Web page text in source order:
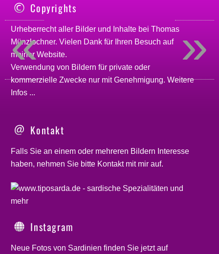
Copyrights
Urheberrecht aller Bilder und Inhalte beiThomas
Münzlochner. Vielen Dank für Ihren Besuch auf
meinerWebsite.
Verwendung von Bildern für private oder
kommerzielle Zwecke nur mit Genehmigung.Weitere
Infos ...
Kontakt
Falls Sie an einem oder mehreren Bildern Interesse
haben, nehmen Sie bitte Kontaktmit mir auf.
Instagram
Neue Fotos von Sardinien finden Sie jetzt auf
»
«